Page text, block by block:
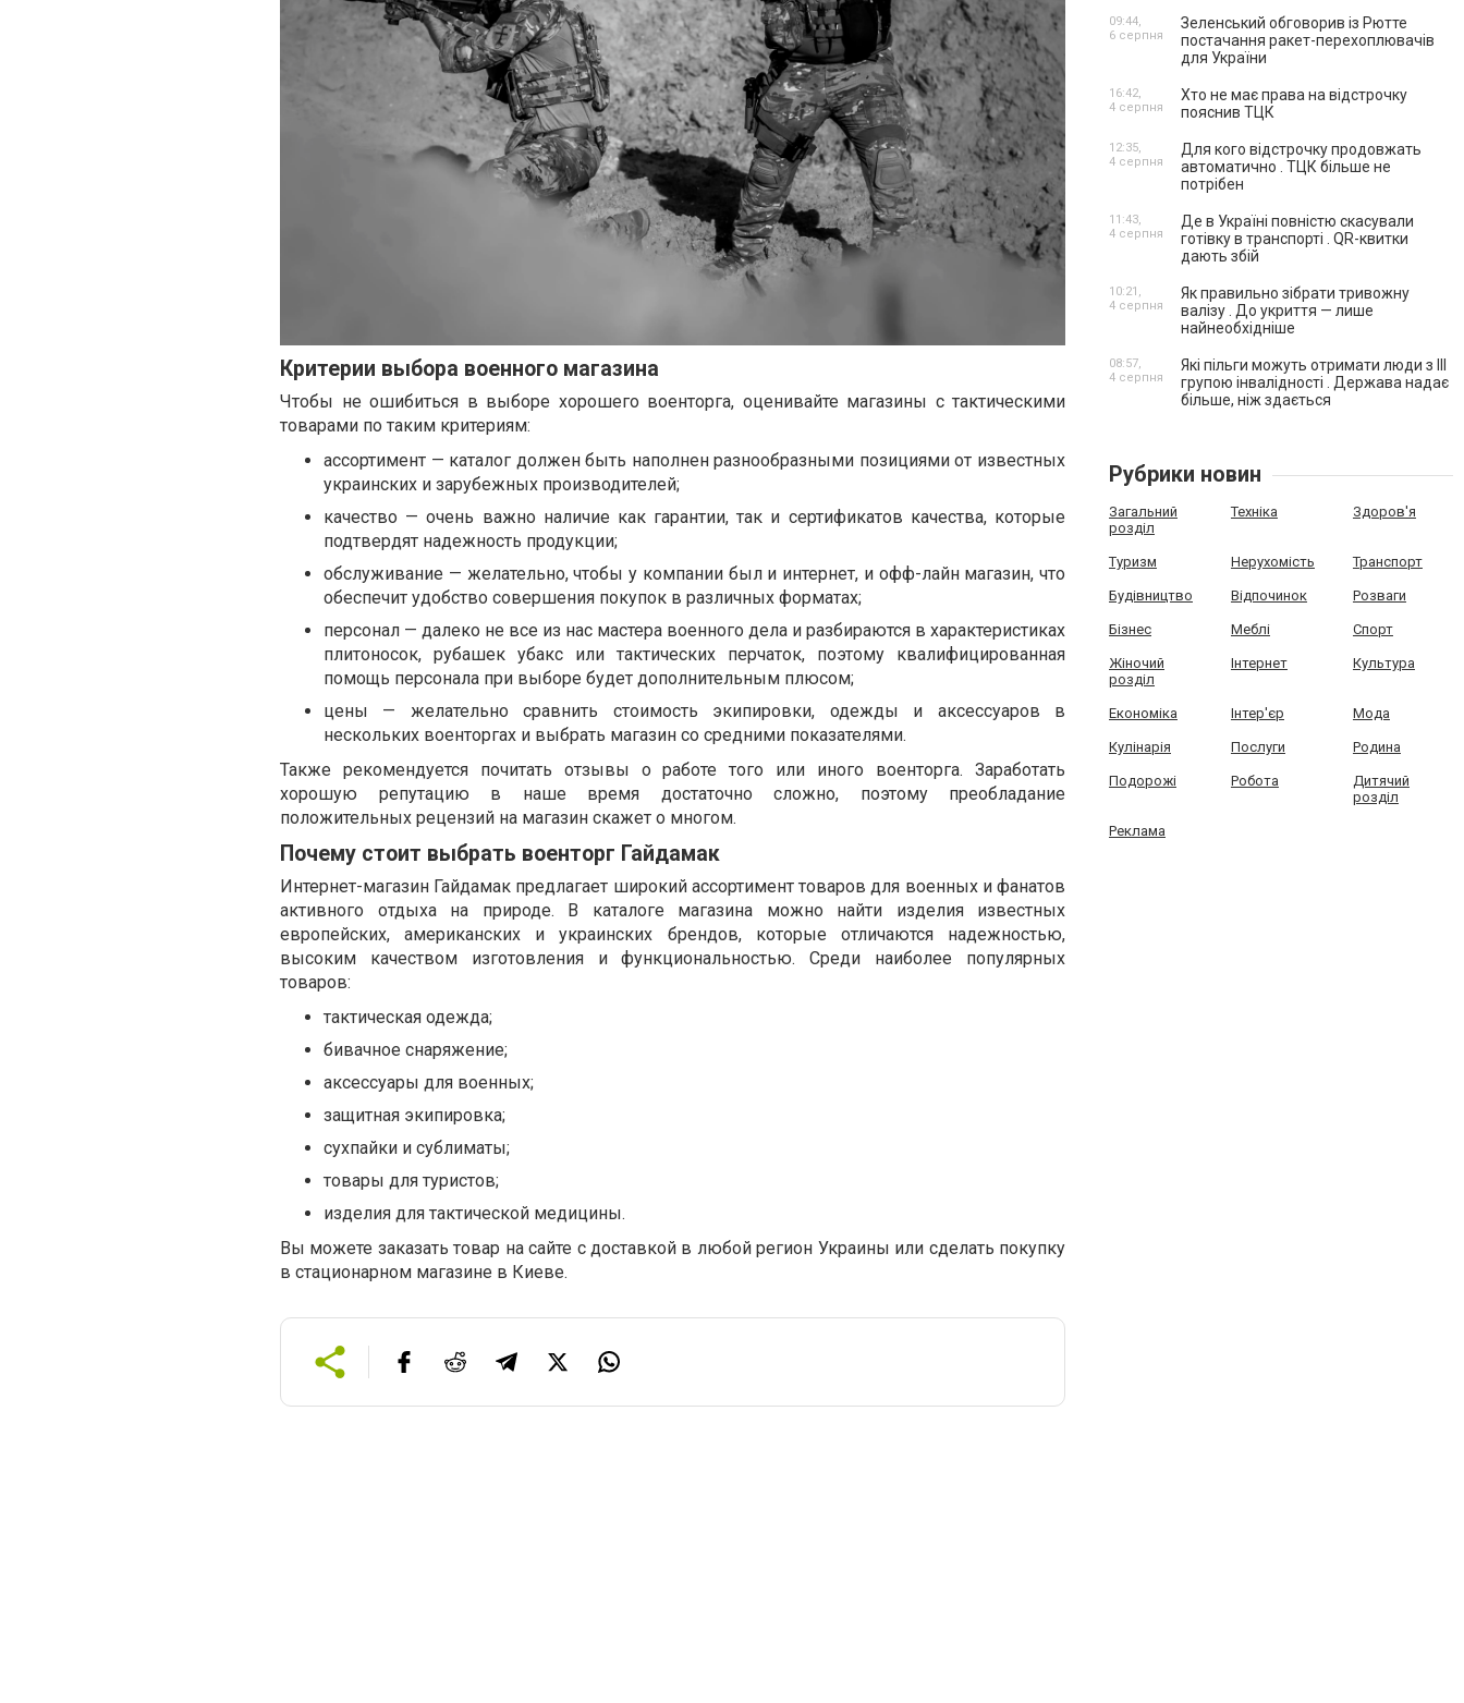
Критерии выбора военного магазина
Чтобы не ошибиться в выборе хорошего военторга, оценивайте магазины с тактическими
товарами по таким критериям:
ассортимент — каталог должен быть наполнен разнообразными позициями от известных
украинских и зарубежных производителей;
качество — очень важно наличие как гарантии, так и сертификатов качества, которые
подтвердят надежность продукции;
обслуживание — желательно, чтобы у компании был и интернет, и офф-лайн магазин, что
обеспечит удобство совершения покупок в различных форматах;
персонал — далеко не все из нас мастера военного дела и разбираются в характеристиках
плитоносок, рубашек убакс или тактических перчаток, поэтому квалифицированная
помощь персонала при выборе будет дополнительным плюсом;
цены — желательно сравнить стоимость экипировки, одежды и аксессуаров в
нескольких военторгах и выбрать магазин со средними показателями.
Также рекомендуется почитать отзывы о работе того или иного военторга. Заработать
хорошую репутацию в наше время достаточно сложно, поэтому преобладание
положительных рецензий на магазин скажет о многом.
Почему стоит выбрать военторг Гайдамак
Интернет-магазин Гайдамак предлагает широкий ассортимент товаров для военных и фанатов
активного отдыха на природе. В каталоге магазина можно найти изделия известных
европейских, американских и украинских брендов, которые отличаются надежностью,
высоким качеством изготовления и функциональностью. Среди наиболее популярных
товаров:
тактическая одежда;
бивачное снаряжение;
аксессуары для военных;
защитная экипировка;
сухпайки и сублиматы;
товары для туристов;
изделия для тактической медицины.
Вы можете заказать товар на сайте с доставкой в любой регион Украины или сделать покупку
в стационарном магазине в Киеве.
Зеленський обговорив із Рютте
постачання ракет-перехоплювачів
для України
09:44,
6 серпня
Хто не має права на відстрочку
пояснив ТЦК
16:42,
4 серпня
Для кого відстрочку продовжать
автоматично . ТЦК більше не
потрібен
12:35,
4 серпня
Де в Україні повністю скасували
готівку в транспорті . QR-квитки
дають збій
11:43,
4 серпня
Як правильно зібрати тривожну
валізу . До укриття — лише
найнеобхідніше
10:21,
4 серпня
Які пільги можуть отримати люди з III
групою інвалідності . Держава надає
більше, ніж здається
08:57,
4 серпня
Рубрики новин
Загальний
розділ
Техніка Здоров'я
Туризм Нерухомість Транспорт
Будівництво Відпочинок Розваги
Бізнес Меблі Спорт
Жіночий
розділ
Інтернет Культура
Економіка Інтер'єр Мода
Кулінарія Послуги Родина
Подорожі Робота
Дитячий
розділ
Реклама